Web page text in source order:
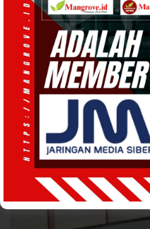
PEMERINTAHAN· 25 Sep 202416:30WIB
Demi
Tatuta Harap Dua
Bersinergi